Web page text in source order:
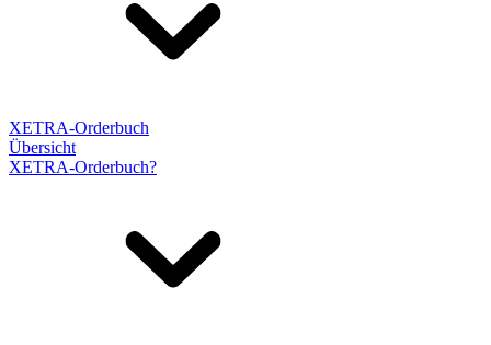
XETRA-Orderbuch
Übersicht
XETRA-Orderbuch?